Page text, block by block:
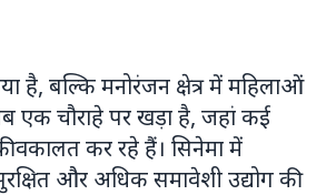
Pradesh View All
है, बल्कि मनोरंजन क्षेत्र में महिलाओं
एक चौराहे पर खड़ा है, जहां कई
वकालत कर रहे हैं। सिनेमा में
और अधिक समावेशी उद्योग की